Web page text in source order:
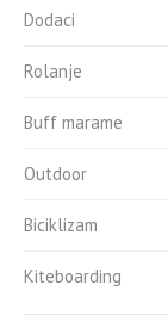
Dodaci
Rolanje
Buff marame
Outdoor
Biciklizam
Kiteboarding